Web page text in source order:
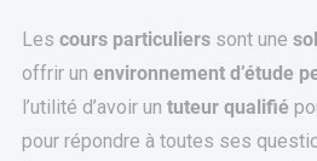
Les cours particuliers sont une
offrir un environnement d’étude
l’utilité d’avoir un tuteur qualifié
pour répondre à toutes ses